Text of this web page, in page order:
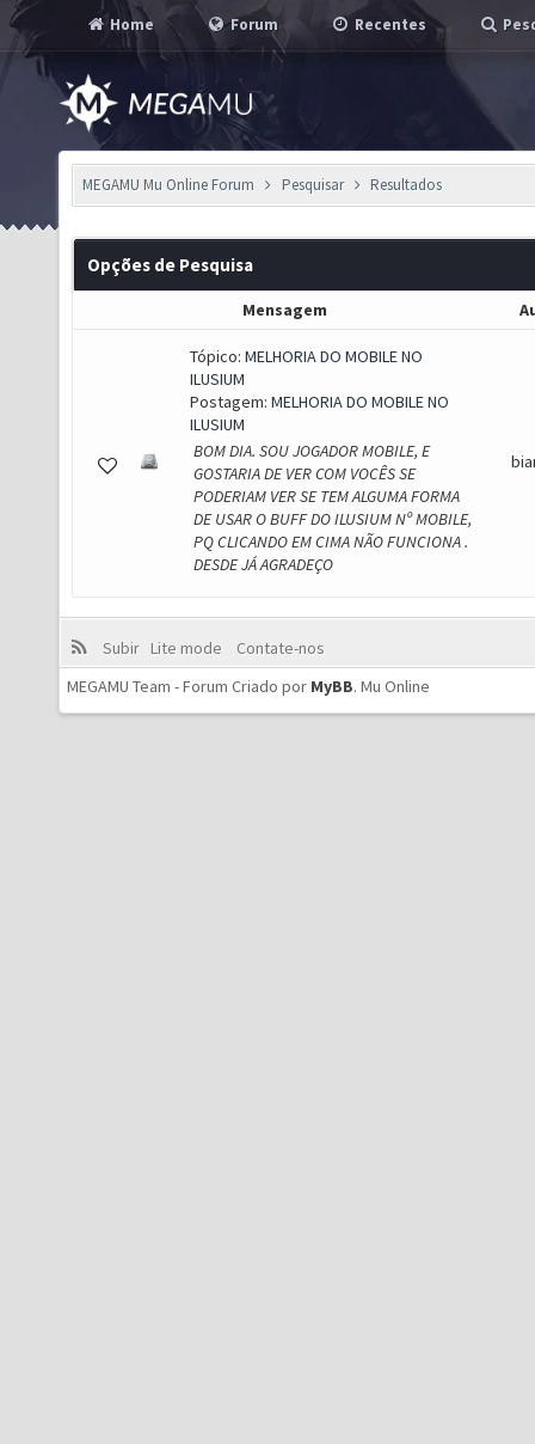
Home Forum Recentes
MEGAMU Mu Online Forum Pesquisar Resultados
Opções de Pesquisa
Mensagem
Tópico: MELHORIA DO MOBILE NO
ILUSIUM
Postagem: MELHORIA DO MOBILE NO
ILUSIUM
BOM DIA. SOU JOGADOR MOBILE, E
GOSTARIA DE VER COM VOCÊS SE
PODERIAM VER SE TEM ALGUMA FORMA
DE USAR O BUFF DO ILUSIUM Nº MOBILE,
PQ CLICANDO EM CIMA NÃO FUNCIONA .
DESDE JÁ AGRADEÇO
Subir Lite mode
Contate-nos
MEGAMU Team - Forum Criado por MyBB. Mu Online